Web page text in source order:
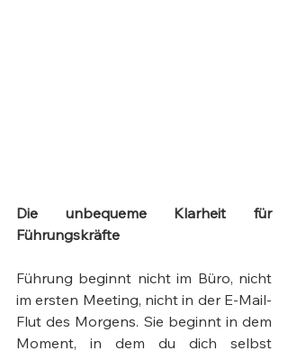
Die unbequeme Klarheit für
Führungskräfte
Führung beginnt nicht im Büro, nicht
im ersten Meeting, nicht in der E-Mail-
Flut des Morgens. Sie beginnt in dem
Moment, in dem du dich selbst